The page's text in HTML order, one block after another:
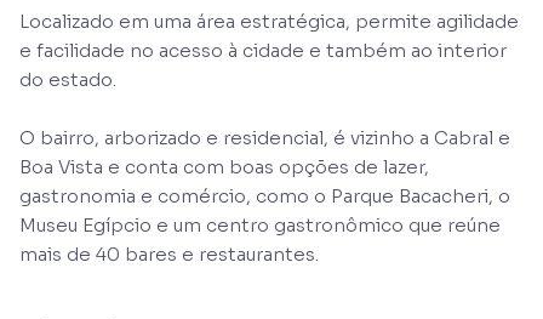
Localizado em uma área estratégica, permite agilidade
e facilidade no acesso à cidade e também ao interior
do estado.
O bairro, arborizado e residencial, é vizinho a Cabral e
Boa Vista e conta com boas opções de lazer,
gastronomia e comércio, como o Parque Bacacheri, o
Museu Egípcio e um centro gastronômico que reúne
mais de 40 bares e restaurantes.